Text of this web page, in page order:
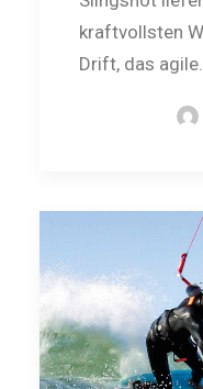
kraftvollsten
Drift, das agile…